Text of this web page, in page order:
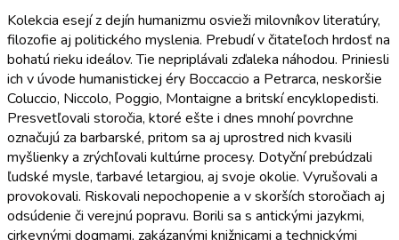
Kolekcia esejí z dejín humanizmu osvieži milovníkov literatúry,
filozofie aj politického myslenia. Prebudí v čitateľoch hrdosť na
bohatú rieku ideálov. Tie nepriplávali zďaleka náhodou. Priniesli
ich v úvode humanistickej éry Boccaccio a Petrarca, neskoršie
Coluccio, Niccolo, Poggio, Montaigne a britskí encyklopedisti.
Presvetľovali storočia, ktoré ešte i dnes mnohí povrchne
označujú za barbarské, pritom sa aj uprostred nich kvasili
myšlienky a zrýchľovali kultúrne procesy. Dotyční prebúdzali
ľudské mysle, ťarbavé letargiou, aj svoje okolie. Vyrušovali a
provokovali. Riskovali nepochopenie a v skorších storočiach aj
odsúdenie či verejnú popravu. Borili sa s antickými jazykmi,
cirkevnými dogmami, zakázanými knižnicami a technickými